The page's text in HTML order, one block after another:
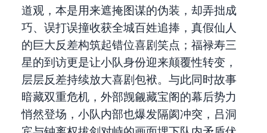
道观，本是用来遮掩图谋的伪装，却弄拙成
巧、误打误撞收获全城百姓追捧，真假仙人
的巨大反差构筑起错位喜剧笑点；福禄寿三
星的到访更是让小队身份迎来颠覆性转变，
层层反差持续放大喜剧包袱。与此同时故事
暗藏双重危机，外部觊觎藏宝阁的幕后势力
悄然登场，小队内部也爆发隔阂冲突，吕洞